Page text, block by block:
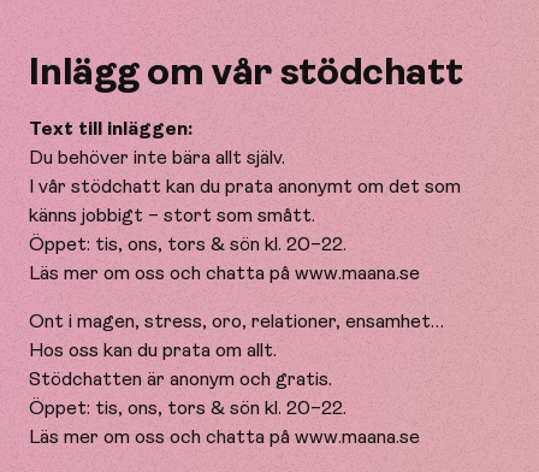
Inlägg om vår stödchatt
Text till inläggen:
Du behöver inte bära allt själv.
I vår stödchatt kan du prata anonymt om det som
känns jobbigt – stort som smått.
Öppet: tis, ons, tors & sön kl. 20–22.
Läs mer om oss och chatta på www.maana.se
Ont i magen, stress, oro, relationer, ensamhet…
Hos oss kan du prata om allt.
Stödchatten är anonym och gratis.
Öppet: tis, ons, tors & sön kl. 20–22.
Läs mer om oss och chatta på www.maana.se